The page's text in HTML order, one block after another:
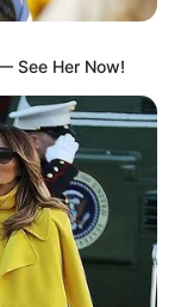
perhari 2-
52-833 dollar atau
dollar atau 9
See Her Now!